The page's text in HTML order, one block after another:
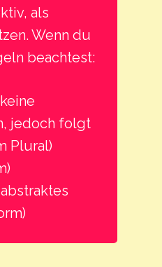
als
Wenn du
beachtest:
jedoch folgt
Plural)